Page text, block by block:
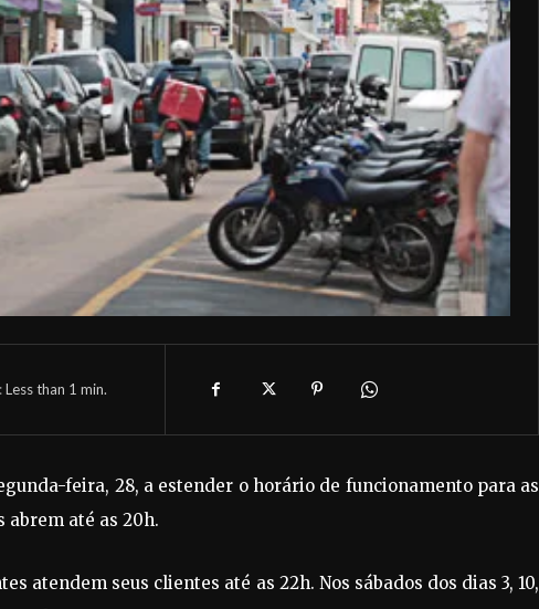
Less than 1 min.
feira, 28, a estender o horário de funcionamento para as
abrem até as 20h.
atendem seus clientes até as 22h. Nos sábados dos dias 3, 10,